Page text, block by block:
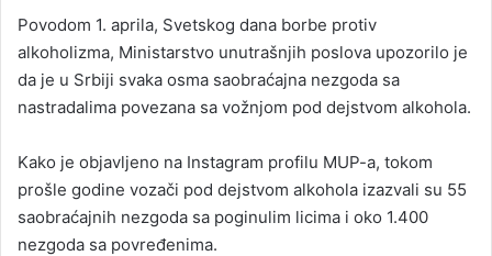
Povodom 1. aprila, Svetskog dana borbe protiv
alkoholizma, Ministarstvo unutrašnjih poslova upozorilo je
da je u Srbiji svaka osma saobraćajna nezgoda sa
nastradalima povezana sa vožnjom pod dejstvom alkohola.
Kako je objavljeno na Instagram profilu MUP-a, tokom
prošle godine vozači pod dejstvom alkohola izazvali su 55
saobraćajnih nezgoda sa poginulim licima i oko 1.400
nezgoda sa povređenima.